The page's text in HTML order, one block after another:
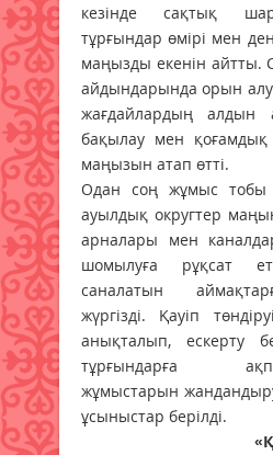
кезінде сақтық
тұрғындар өмірі мен
маңызды екенін айтты.
айдындарында орын
жағдайлардың алдын
бақылау мен қоғамдық
маңызын атап өтті.
Одан соң жұмыс тобы
ауылдық округтер
арналары мен
шомылуға рұқсат
саналатын
жүргізді. Қауіп
анықталып, ескерту
тұрғындарға
жұмыстарын
ұсыныстар берілді.